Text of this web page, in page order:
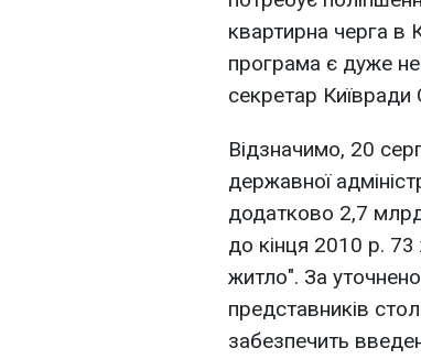
квартирна черга в
програма є дуже
секретар
Відзначимо, 20
державної
додатково 2,7
до кінця 2010 р.
житло". За
представників
забезпечить